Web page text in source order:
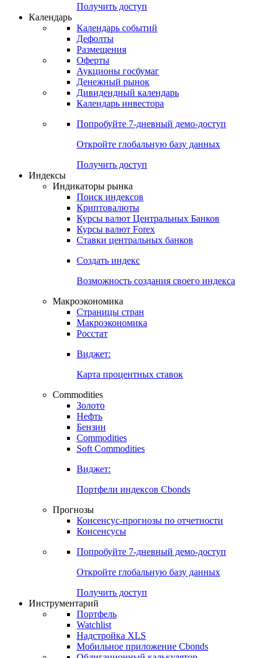
Получить доступ
Календарь
Календарь событий
Дефолты
Размещения
Оферты
Аукционы госбумаг
Денежный рынок
Дивидендный календарь
Календарь инвестора
Попробуйте 7-дневный демо-доступ
Откройте глобальную базу данных
Получить доступ
Индексы
Индикаторы рынка
Поиск индексов
Криптовалюты
Курсы валют Центральных Банков
Курсы валют Forex
Ставки центральных банков
Создать индекс
Возможность создания своего индекса
Макроэкономика
Страницы стран
Макроэкономика
Росстат
Виджет:
Карта процентных ставок
Commodities
Золото
Нефть
Бензин
Commodities
Soft Commodities
Виджет:
Портфели индексов Cbonds
Прогнозы
Консенсус-прогнозы по отчетности
Консенсусы
Попробуйте 7-дневный демо-доступ
Откройте глобальную базу данных
Получить доступ
Инструментарий
Портфель
Watchlist
Надстройка XLS
Мобильное приложение Cbonds